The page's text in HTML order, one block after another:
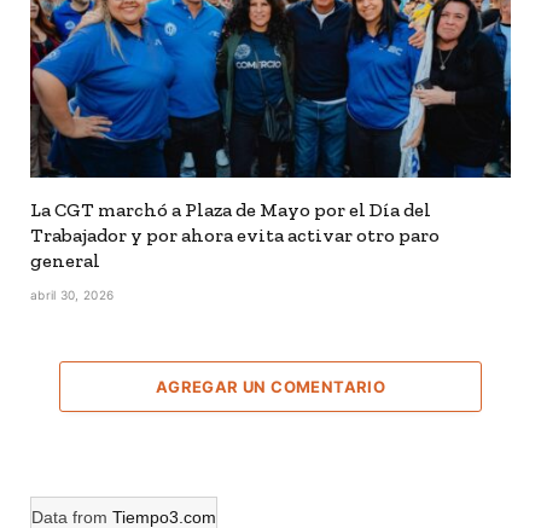
La CGT marchó a Plaza de Mayo por el Día del
Trabajador y por ahora evita activar otro paro
general
abril 30, 2026
AGREGAR UN COMENTARIO
Data from Tiempo3.com